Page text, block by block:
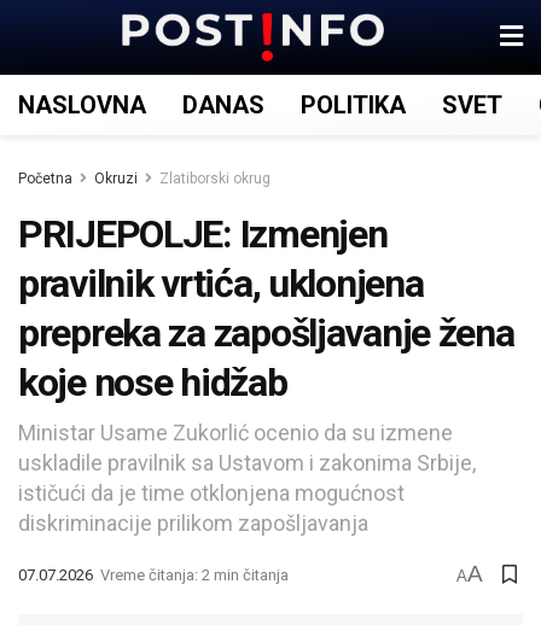
NASLOVNA DANAS POLITIKA SVET
Početna Okruzi Zlatiborski okrug
PRIJEPOLJE: Izmenjen
pravilnik vrtića, uklonjena
prepreka za zapošljavanje žena
koje nose hidžab
Ministar Usame Zukorlić ocenio da su izmene
uskladile pravilnik sa Ustavom i zakonima Srbije,
ističući da je time otklonjena mogućnost
diskriminacije prilikom zapošljavanja
07.07.2026 Vreme čitanja: 2 min čitanja AA